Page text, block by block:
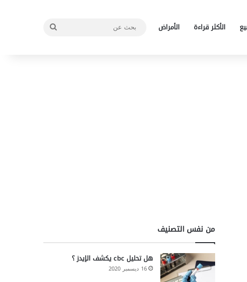
الأكثر قراءة الأمراض
من نفس التصنيف
هل تحليل cbc يكشف الإيدز ؟
16 ديسمبر 2020